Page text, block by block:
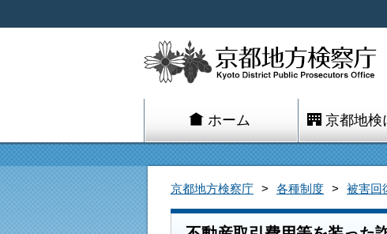
ホーム 京都地検
京都地方検察庁 各種制度 被害回